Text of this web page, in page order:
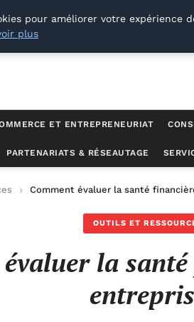
ET ENTREPRENEURIAT
PARTENARIATS & RÉSEAUTAGE
Comment évaluer la santé
OUTILS ET
la
pour améliorer votre expérience
plus